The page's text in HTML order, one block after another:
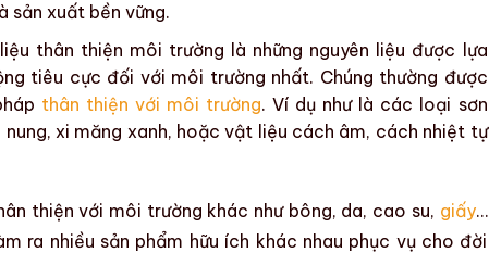
sản xuất bền vững.
thân thiện môi trường là những nguyên liệu được lựa
tiêu cực đối với môi trường nhất. Chúng thường được
thân thiện với môi trường. Ví dụ như là các loại sơn
nung, xi măng xanh, hoặc vật liệu cách âm, cách nhiệt tự
thiện với môi trường khác như bông, da, cao su, giấy…
ra nhiều sản phẩm hữu ích khác nhau phục vụ cho đời